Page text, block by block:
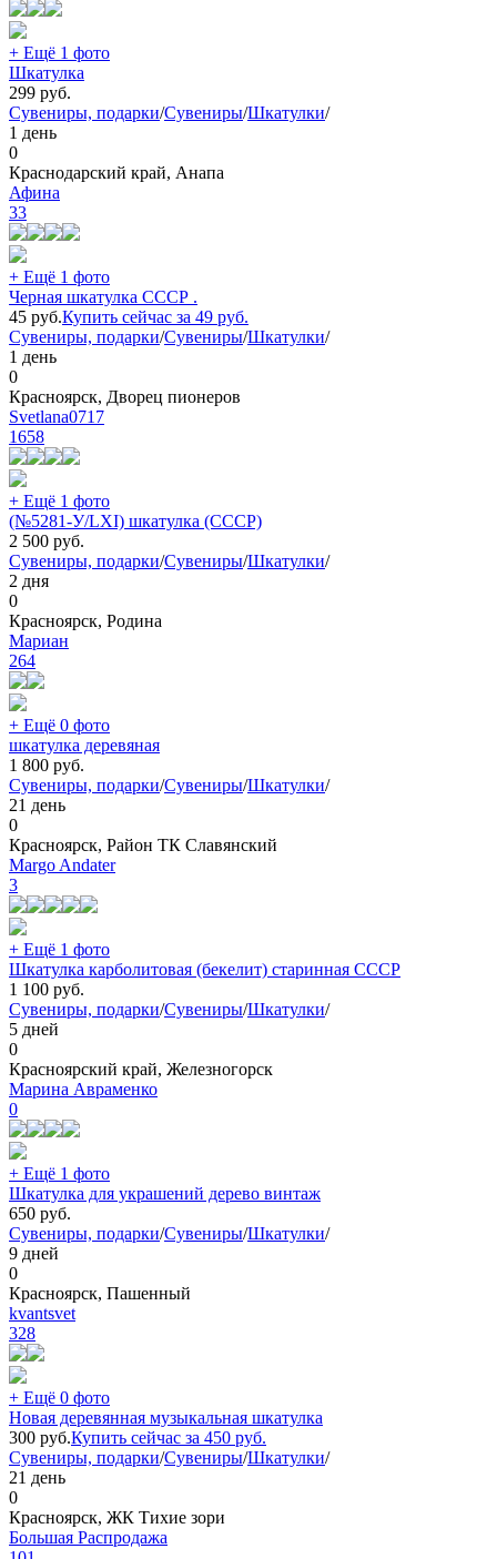
+ Ещё 1 фото
Шкатулка
299 руб.
Сувениры, подарки/Сувениры/Шкатулки/
1 день
0
Краснодарский край, Анапа
Афина
33
+ Ещё 1 фото
Черная шкатулка СССР .
45 руб.Купить сейчас за 49 руб.
Сувениры, подарки/Сувениры/Шкатулки/
1 день
0
Красноярск, Дворец пионеров
Svetlana0717
1658
+ Ещё 1 фото
(№5281-У/LXI) шкатулка (СССР)
2 500 руб.
Сувениры, подарки/Сувениры/Шкатулки/
2 дня
0
Красноярск, Родина
Мариан
264
+ Ещё 0 фото
шкатулка деревяная
1 800 руб.
Сувениры, подарки/Сувениры/Шкатулки/
21 день
0
Красноярск, Район ТК Славянский
Margo Andater
3
+ Ещё 1 фото
Шкатулка карболитовая (бекелит) старинная СССР
1 100 руб.
Сувениры, подарки/Сувениры/Шкатулки/
5 дней
0
Красноярский край, Железногорск
Марина Авраменко
0
+ Ещё 1 фото
Шкатулка для украшений дерево винтаж
650 руб.
Сувениры, подарки/Сувениры/Шкатулки/
9 дней
0
Красноярск, Пашенный
kvantsvet
328
+ Ещё 0 фото
Новая деревянная музыкальная шкатулка
300 руб.Купить сейчас за 450 руб.
Сувениры, подарки/Сувениры/Шкатулки/
21 день
0
Красноярск, ЖК Тихие зори
Большая Распродажа